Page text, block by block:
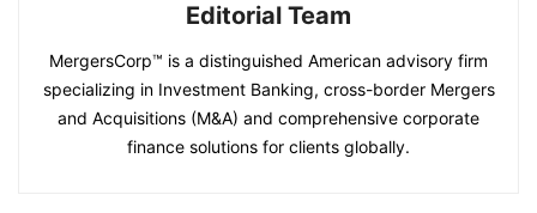
Editorial Team
MergersCorp™ is a distinguished American advisory firm
specializing in Investment Banking, cross-border Mergers
and Acquisitions (M&A) and comprehensive corporate
finance solutions for clients globally.